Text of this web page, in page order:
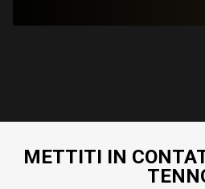
METTITI IN